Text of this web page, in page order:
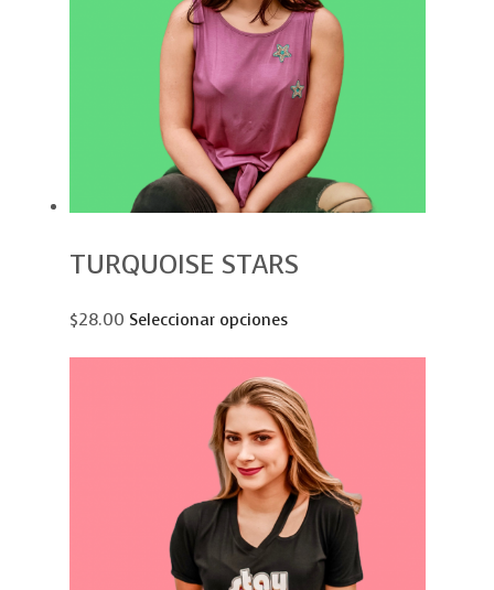
TURQUOISE STARS
$28.00 Seleccionar opciones